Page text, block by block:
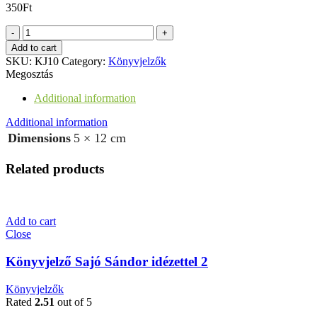
350Ft
Könyvjelző
Reményik
Sándor
idézettel
quantity
Add to cart
SKU: KJ10 Category: Könyvjelzők
Megosztás
Additional information
Additional information
Dimensions 5 × 12 cm
Related products
Add to cart
Close
Könyvjelző Sajó Sándor idézettel 2
Könyvjelzők
Rated 2.51 out of 5